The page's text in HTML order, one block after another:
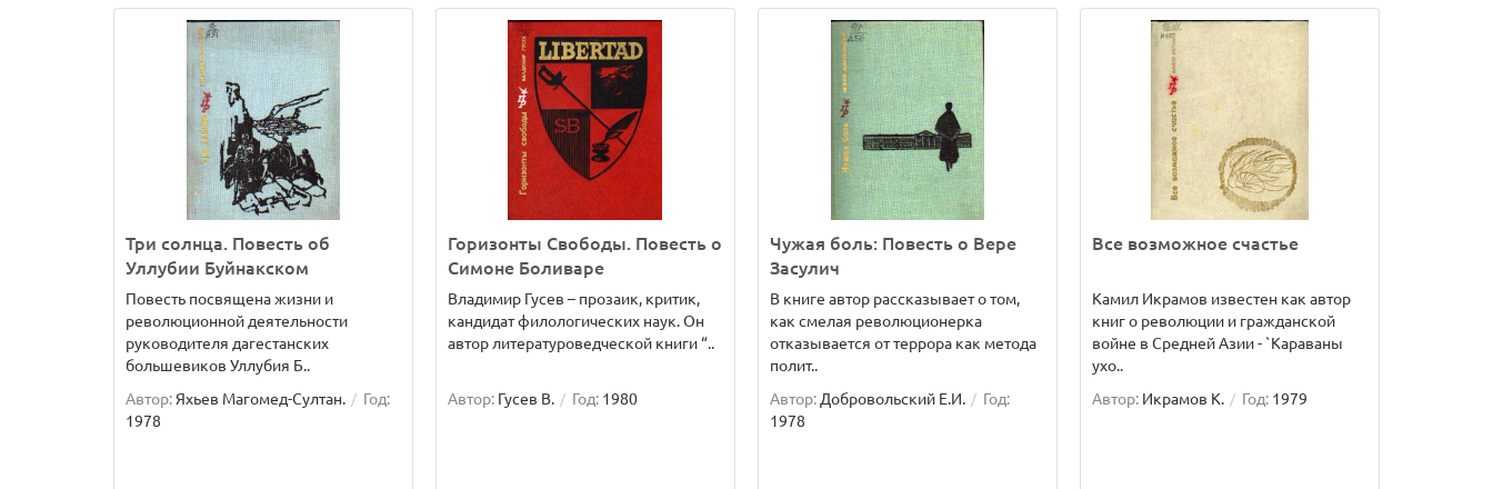
Три солнца. Повесть об
Уллубии Буйнакском
Повесть посвящена жизни и
революционной деятельности
руководителя дагестанских
большевиков Уллубия Б..
Автор: Яхьев Магомед-Султан.
Год:
1978
Горизонты Свободы. Повесть о
Симоне Боливаре
Владимир Гусев – прозаик, критик,
кандидат филологических наук. Он
автор литературоведческой книги “..
Автор: Гусев В. Год: 1980
Чужая боль: Повесть о Вере
Засулич
В книге автор рассказывает о том,
как смелая революционерка
отказывается от террора как метода
полит..
Автор: Добровольский Е.И.
Год:
1978
Все возможное счастье
Камил Икрамов известен как автор
книг о революции и гражданской
войне в Средней Азии - `Караваны
ухо..
Автор: Икрамов К. Год: 1979